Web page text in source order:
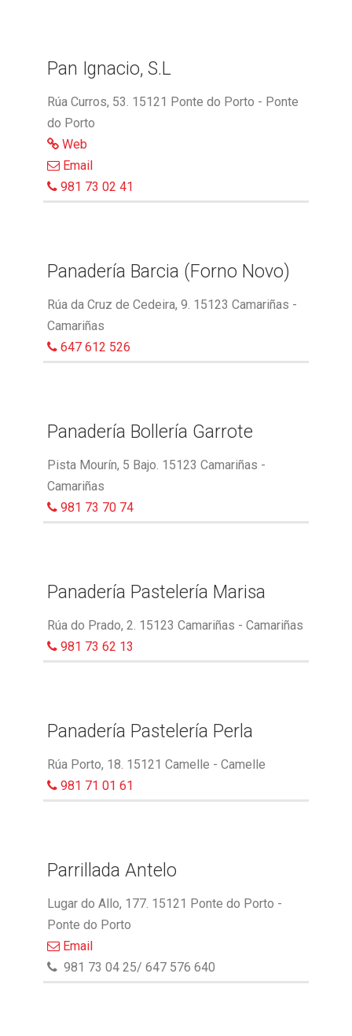
Pan Ignacio, S.L
Rúa Curros, 53. 15121 Ponte do Porto - Ponte
do Porto
Web
Email
981 73 02 41
Panadería Barcia (Forno Novo)
Rúa da Cruz de Cedeira, 9. 15123 Camariñas -
Camariñas
647 612 526
Panadería Bollería Garrote
Pista Mourín, 5 Bajo. 15123 Camariñas -
Camariñas
981 73 70 74
Panadería Pastelería Marisa
Rúa do Prado, 2. 15123 Camariñas - Camariñas
981 73 62 13
Panadería Pastelería Perla
Rúa Porto, 18. 15121 Camelle - Camelle
981 71 01 61
Parrillada Antelo
Lugar do Allo, 177. 15121 Ponte do Porto -
Ponte do Porto
Email
981 73 04 25/ 647 576 640